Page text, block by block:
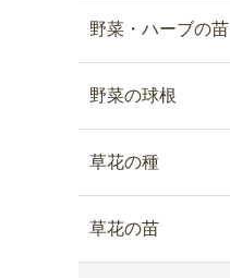
野菜・ハーブの苗
野菜の球根
草花の種
草花の苗